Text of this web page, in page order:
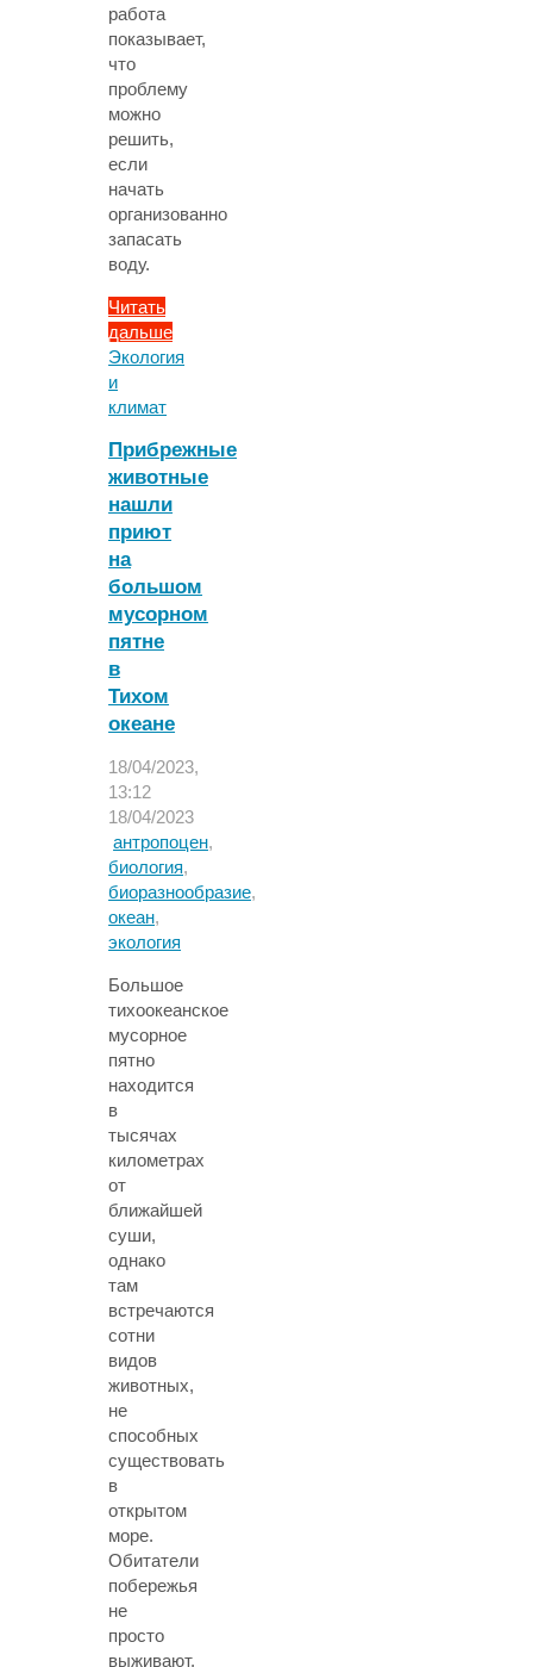
работа
показывает,
что
проблему
можно
решить,
если
начать
организованно
запасать
воду.
Читать
дальше
"Запасы
грунтовых
вод
по
всему
миру"
Экология
и
климат
Прибрежные
животные
нашли
приют
на
большом
мусорном
пятне
в
Тихом
океане
18/04/2023,
13:12
18/04/2023
антропоцен,
биология,
биоразнообразие,
океан,
экология
Большое
тихоокеанское
мусорное
пятно
находится
в
тысячах
километрах
от
ближайшей
суши,
однако
там
встречаются
сотни
видов
животных,
не
способных
существовать
в
открытом
море.
Обитатели
побережья
не
просто
выживают,